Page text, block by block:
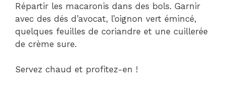
Répartir les macaronis dans des bols. Garnir
avec des dés d’avocat, l’oignon vert émincé,
quelques feuilles de coriandre et une cuillerée
de crème sure.
Servez chaud et profitez-en !